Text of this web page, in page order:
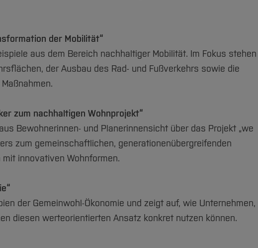
der Mobilität“
aus dem Bereich nachhaltiger Mobilität. Im Fokus stehen
der Ausbau des Rad- und Fußverkehrs sowie die
zum nachhaltigen Wohnprojekt“
Bewohnerinnen- und Planerinnensicht über das Projekt „we
zum gemeinschaftlichen, generationenübergreifenden
innovativen Wohnformen.
der Gemeinwohl-Ökonomie und zeigt auf, wie Unternehmen,
diesen werteorientierten Ansatz konkret nutzen können.